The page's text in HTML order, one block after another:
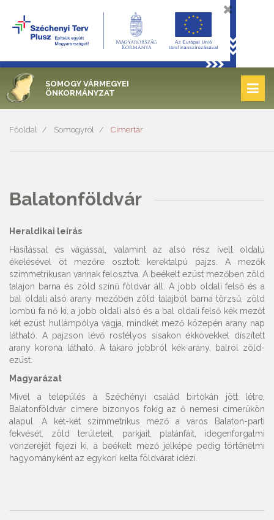
SOMOGY VÁRMEGYEI
ÖNKORMÁNYZAT
Főoldal Somogyról Címertár
Balatonföldvár
Heraldikai leírás
Hasítással és vágással, valamint az alsó rész ívelt oldalú
ékelésével öt mezőre osztott kerektalpú pajzs. A mezők
szimmetrikusan vannak felosztva. A beékelt ezüst mezőben zöld
talajon barna és zöld színű földvár áll. A jobb oldali felső és a
bal oldali alsó arany mezőben zöld talajból barna törzsű, zöld
lombú fa nő ki, a jobb oldali alsó és a bal oldali felső kék mezőt
két ezüst hullámpólya vágja, mindkét mező közepén arany nap
látható. A pajzson lévő rostélyos sisakon ékkövekkel díszített
arany korona látható. A takaró jobbról kék-arany, balról zöld-
ezüst.
Magyarázat
Mivel a település a Széchényi család birtokán jött létre,
Balatonföldvár címere bizonyos fokig az ő nemesi címerükön
alapul. A két-két szimmetrikus mező a város Balaton-parti
fekvését, zöld területeit, parkjait, platánfáit, idegenforgalmi
vonzerejét fejezi ki, a beékelt mező jelképe pedig történelmi
hagyományként az egykori kelta földvárat idézi.